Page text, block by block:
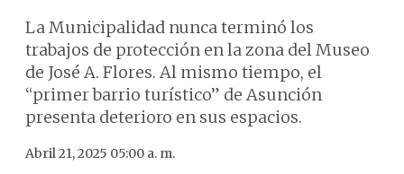
La Municipalidad nunca terminó los
trabajos de protección en la zona del Museo
de José A. Flores. Al mismo tiempo, el
“primer barrio turístico” de Asunción
presenta deterioro en sus espacios.
Abril 21, 2025 05:00 a. m.